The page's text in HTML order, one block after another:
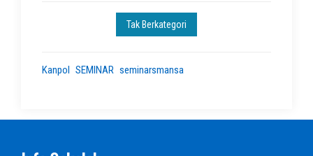
Tak Berkategori
Kanpol SEMINAR seminarsmansa